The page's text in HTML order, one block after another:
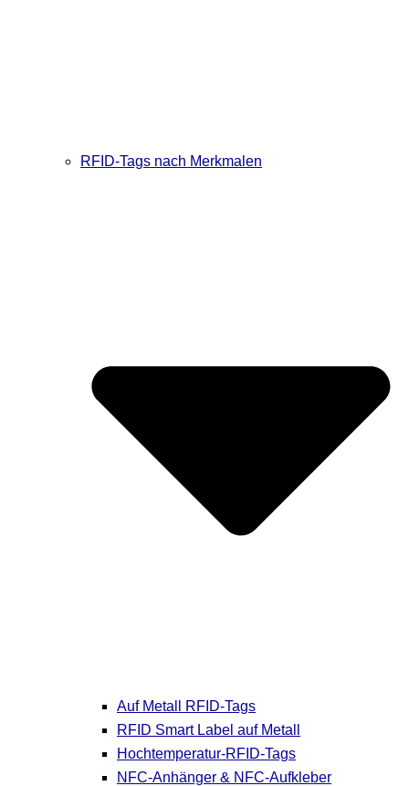
RFID-Tags nach Merkmalen
Auf Metall RFID-Tags
RFID Smart Label auf Metall
Hochtemperatur-RFID-Tags
NFC-Anhänger & NFC-Aufkleber